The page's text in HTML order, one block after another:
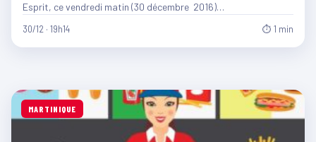
Esprit, ce vendredi matin (30 décembre 2016)…
30/12 · 19h14 ⏱ 1 min
MARTINIQUE